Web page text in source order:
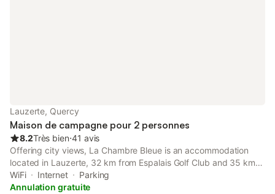
Lauzerte, Quercy
Maison de campagne pour 2 personnes
8.2Très bien⋅41 avis
Offering city views, La Chambre Bleue is an accommodation
located in Lauzerte, 32 km from Espalais Golf Club and 35 km
from Les Aiguillons Golf Course.
WiFi Internet
Parking
Annulation gratuite